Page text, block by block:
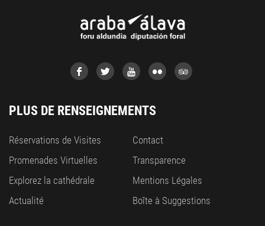
PLUS DE RENSEIGNEMENTS
Réservations de Visites
Promenades Virtuelles
Explorez la cathédrale
Actualité
Contact
Transparence
Mentions Légales
Boîte à Suggestions